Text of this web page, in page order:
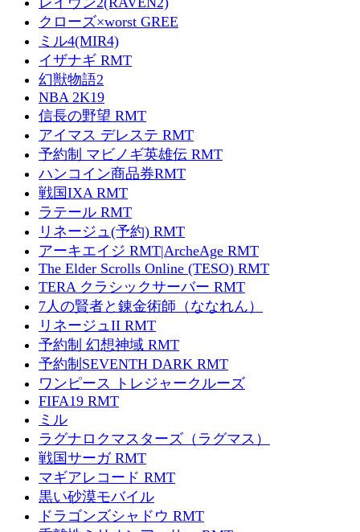
クローズ×worst GREE
ミル4(MIR4)
イザナギ RMT
幻獣物語2
NBA 2K19
信長の野望 RMT
アイマス デレステ RMT
予約制 マビノギ英雄伝 RMT
ハンコイン商品券RMT
戦国IXA RMT
ラテール RMT
リネージュ(予約) RMT
アーキエイジ RMT|ArcheAge RMT
The Elder Scrolls Online (TESO) RMT
TERA クラシックサーバー RMT
7人の賢者と錬金術師（ななれん）
リネージュII RMT
予約制 幻想神域 RMT
予約制SEVENTH DARK RMT
ワンピース トレジャークルーズ
FIFA19 RMT
ミル
ラグナロクマスターズ（ラグマス）
戦国サーガ RMT
マギアレコード RMT
黒い砂漠モバイル
ドラゴンズシャドウ RMT